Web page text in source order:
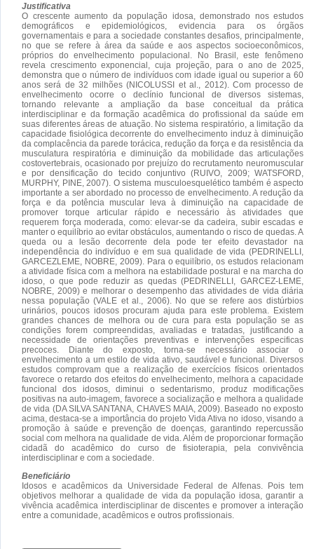
Justificativa
O crescente aumento da população idosa, demonstrado nos estudos
demográficos e epidemiológicos, evidencia para os órgãos
governamentais e para a sociedade constantes desafios, principalmente,
no que se refere à área da saúde e aos aspectos socioeconômicos,
próprios do envelhecimento populacional. No Brasil, este fenômeno
revela crescimento exponencial, cuja projeção, para o ano de 2025,
demonstra que o número de indivíduos com idade igual ou superior a 60
anos será de 32 milhões (NICOLUSSI et al., 2012). Com processo de
envelhecimento ocorre o declínio funcional de diversos sistemas,
tornando relevante a ampliação da base conceitual da prática
interdisciplinar e da formação acadêmica do profissional da saúde em
suas diferentes áreas de atuação. No sistema respiratório, a limitação da
capacidade fisiológica decorrente do envelhecimento induz à diminuição
da complacência da parede torácica, redução da força e da resistência da
musculatura respiratória e diminuição da mobilidade das articulações
costovertebrais, ocasionado por prejuízo do recrutamento neuromuscular
e por densificação do tecido conjuntivo (RUIVO, 2009; WATSFORD,
MURPHY, PINE, 2007). O sistema musculoesquelético também é aspecto
importante a ser abordado no processo de envelhecimento. A redução da
força e da potência muscular leva à diminuição na capacidade de
promover torque articular rápido e necessário às atividades que
requerem força moderada, como: elevar-se da cadeira, subir escadas e
manter o equilíbrio ao evitar obstáculos, aumentando o risco de quedas. A
queda ou a lesão decorrente dela pode ter efeito devastador na
independência do indivíduo e em sua qualidade de vida (PEDRINELLI,
GARCEZLEME, NOBRE, 2009). Para o equilíbrio, os estudos relacionam
a atividade física com a melhora na estabilidade postural e na marcha do
idoso, o que pode reduzir as quedas (PEDRINELLI, GARCEZ-LEME,
NOBRE, 2009) e melhorar o desempenho das atividades de vida diária
nessa população (VALE et al., 2006). No que se refere aos distúrbios
urinários, poucos idosos procuram ajuda para este problema. Existem
grandes chances de melhora ou de cura para esta população se as
condições forem compreendidas, avaliadas e tratadas, justificando a
necessidade de orientações preventivas e intervenções especificas
precoces. Diante do exposto, torna-se necessário associar o
envelhecimento a um estilo de vida ativo, saudável e funcional. Diversos
estudos comprovam que a realização de exercícios físicos orientados
favorece o retardo dos efeitos do envelhecimento, melhora a capacidade
funcional dos idosos, diminui o sedentarismo, produz modificações
positivas na auto-imagem, favorece a socialização e melhora a qualidade
de vida (DA SILVA SANTANA, CHAVES MAIA, 2009). Baseado no exposto
acima, destaca-se a importância do projeto Vida Ativa no idoso, visando a
promoção à saúde e prevenção de doenças, garantindo repercussão
social com melhora na qualidade de vida. Além de proporcionar formação
cidadã do acadêmico do curso de fisioterapia, pela convivência
interdisciplinar e com a sociedade.
Beneficiário
Idosos e acadêmicos da Universidade Federal de Alfenas. Pois tem
objetivos melhorar a qualidade de vida da população idosa, garantir a
vivência acadêmica interdisciplinar de discentes e promover a interação
entre a comunidade, acadêmicos e outros profissionais.